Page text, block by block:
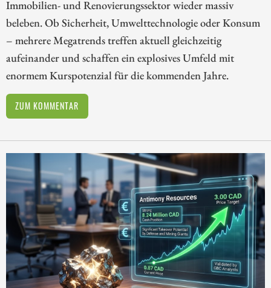
Immobilien- und Renovierungssektor wieder massiv
beleben. Ob Sicherheit, Umwelttechnologie oder Konsum
– mehrere Megatrends treffen aktuell gleichzeitig
aufeinander und schaffen ein explosives Umfeld mit
enormem Kurspotenzial für die kommenden Jahre.
ZUM KOMMENTAR